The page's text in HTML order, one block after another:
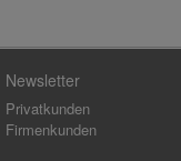
Newsletter
Privatkunden
Firmenkunden